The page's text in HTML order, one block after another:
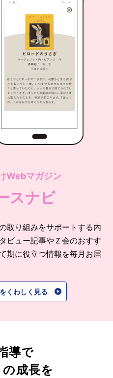
Webマガジン
スナビ
取り組みをサポートする内
ビュー記事やＺ会のおすす
期に役立つ情報を毎月お届
くわしく見る
導で
成長を